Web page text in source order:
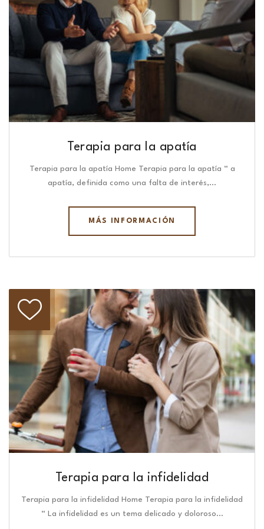
Terapia para la apatía
Terapia para la apatía Home Terapia para la apatía “ a
apatía, definida como una falta de interés,…
MÁS INFORMACIÓN
Terapia para la infidelidad
Terapia para la infidelidad Home Terapia para la infidelidad
“ La infidelidad es un tema delicado y doloroso…